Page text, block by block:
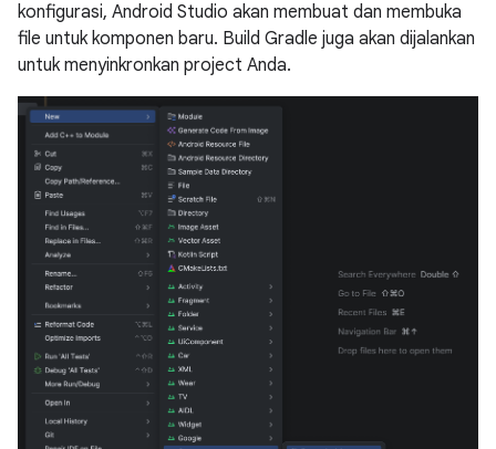
konfigurasi, Android Studio akan membuat dan membuka
file untuk komponen baru. Build Gradle juga akan dijalankan
untuk menyinkronkan project Anda.